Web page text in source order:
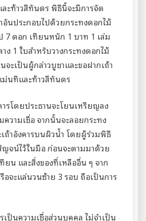
ะท้าวสีทันดร พิธีนี้จะมีการจัด
อันประกอบไปด้วยกระทงดอกไม้
7 ดอก เทียนหนัก 1 บาท 1 เล่ม
ง 1 ใบสำหรับวางกระทงดอกไม้
จะเป็นผู้กล่าวบูชาและขอฝากเถ้า
ม่นทีและท้าวสีทันดร
รโดยประธานจะโยนเหรียญลง
ความเชื่อ จากนั้นจะลอยกระทง
ถ้าอังคารบนผิวน้ำ โดยผู้ร่วมพิธี
จน์ไว้ในมือ ก่อนจะตามมาด้วย
น และสิ่งของที่เหลืออื่น ๆ จาก
อจะแล่นวนซ้าย 3 รอบ ถือเป็นการ
เป็นความเชื่อส่วนบุคคล ไม่จำเป็น